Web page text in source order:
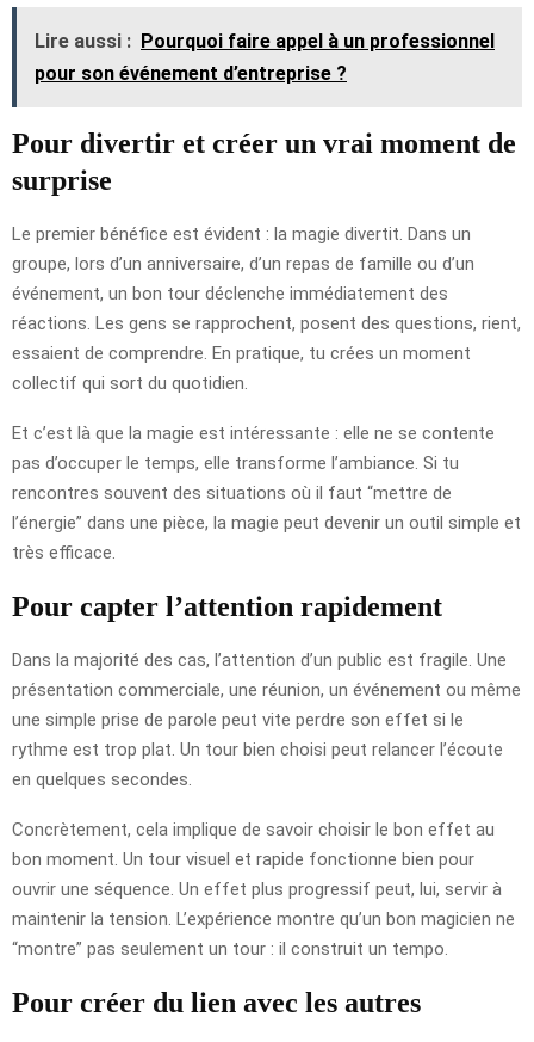
Lire aussi : Pourquoi faire appel à un professionnel
pour son événement d’entreprise ?
Pour divertir et créer un vrai moment de
surprise
Le premier bénéfice est évident : la magie divertit. Dans un
groupe, lors d’un anniversaire, d’un repas de famille ou d’un
événement, un bon tour déclenche immédiatement des
réactions. Les gens se rapprochent, posent des questions, rient,
essaient de comprendre. En pratique, tu crées un moment
collectif qui sort du quotidien.
Et c’est là que la magie est intéressante : elle ne se contente
pas d’occuper le temps, elle transforme l’ambiance. Si tu
rencontres souvent des situations où il faut “mettre de
l’énergie” dans une pièce, la magie peut devenir un outil simple et
très efficace.
Pour capter l’attention rapidement
Dans la majorité des cas, l’attention d’un public est fragile. Une
présentation commerciale, une réunion, un événement ou même
une simple prise de parole peut vite perdre son effet si le
rythme est trop plat. Un tour bien choisi peut relancer l’écoute
en quelques secondes.
Concrètement, cela implique de savoir choisir le bon effet au
bon moment. Un tour visuel et rapide fonctionne bien pour
ouvrir une séquence. Un effet plus progressif peut, lui, servir à
maintenir la tension. L’expérience montre qu’un bon magicien ne
“montre” pas seulement un tour : il construit un tempo.
Pour créer du lien avec les autres